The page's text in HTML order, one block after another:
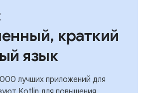
краткий
язык
лучших приложений для